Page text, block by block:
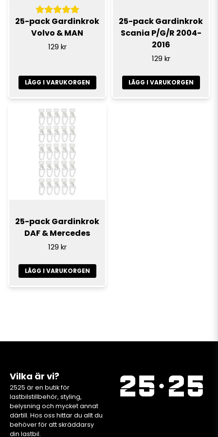
25-pack Gardinkrok
Volvo & MAN
129 kr
LÄGG I VARUKORGEN
25-pack Gardinkrok
Scania P/G/R 2004-
2016
129 kr
LÄGG I VARUKORGEN
25-pack Gardinkrok
DAF & Mercedes
129 kr
LÄGG I VARUKORGEN
Vilka är vi?
2525 är en butik för
lastbilstillbehör, styling,
belysning och mycket annat
därtill. Hos oss hittar du allt du
behöver för att skräddarsy
din lastbil.